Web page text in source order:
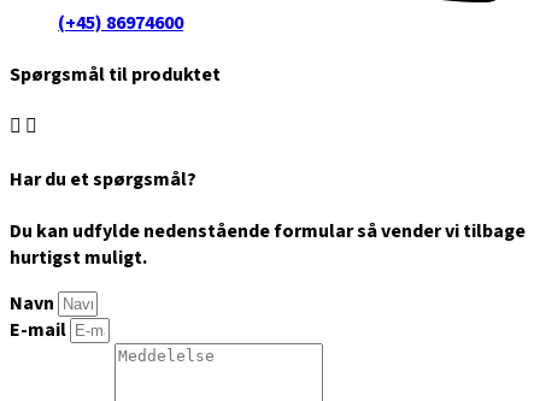
(+45) 86974600
Spørgsmål til produktet
Har du et spørgsmål?
Du kan udfylde nedenstående formular så vender vi tilbage
hurtigst muligt.
Navn
E-mail